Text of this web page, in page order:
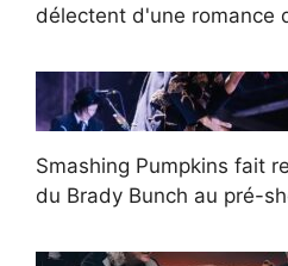
délectent d'une romance
Smashing Pumpkins fait
du Brady Bunch au pré-